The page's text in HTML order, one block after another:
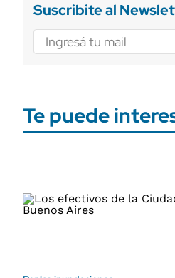
Suscribite al
Te puede